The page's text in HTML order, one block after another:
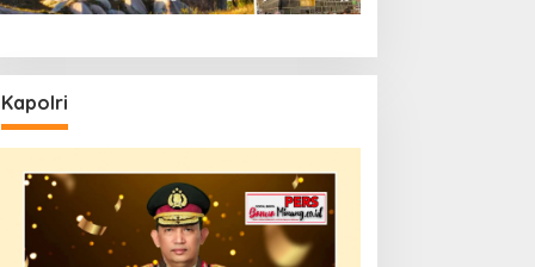
Kapolri